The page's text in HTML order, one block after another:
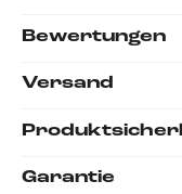
Bewertungen
Versand
Garantie